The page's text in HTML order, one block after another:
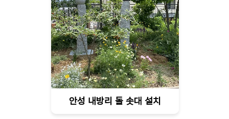
안성 내방리 돌 솟대 설치